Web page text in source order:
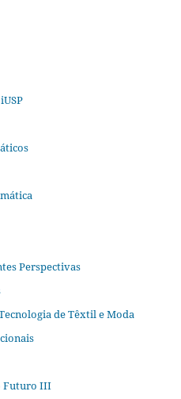
Perspectivas
de Têxtil e Moda
Futuro III